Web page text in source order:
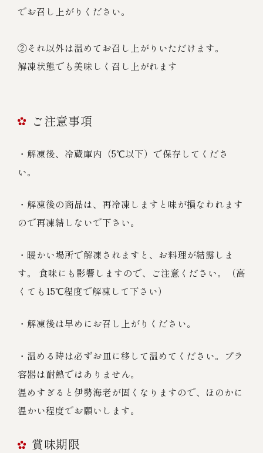
でお召し上がりください。
②それ以外は温めてお召し上がりいただけます。
解凍状態でも美味しく召し上がれます
ご注意事項
・解凍後、冷蔵庫内（5℃以下）で保存してくださ
い。
・解凍後の商品は、再冷凍しますと味が損なわれます
ので再凍結しないで下さい。
・暖かい場所で解凍されますと、お料理が結露しま
す。 食味にも影響しますので、ご注意ください。（高
くても15℃程度で解凍して下さい）
・解凍後は早めにお召し上がりください。
・温める時は必ずお皿に移して温めてください。プラ
容器は耐熱ではありません。
温めすぎると伊勢海老が固くなりますので、ほのかに
温かい程度でお願いします。
賞味期限